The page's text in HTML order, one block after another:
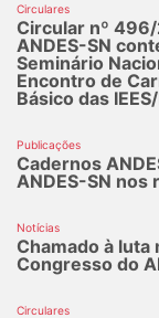
Circulares
Circular nº
ANDES-SN
Seminário
Encontro de
Básico das
Publicações
Cadernos
ANDES-SN nos
Notícias
Chamado à
Congresso do
Circulares